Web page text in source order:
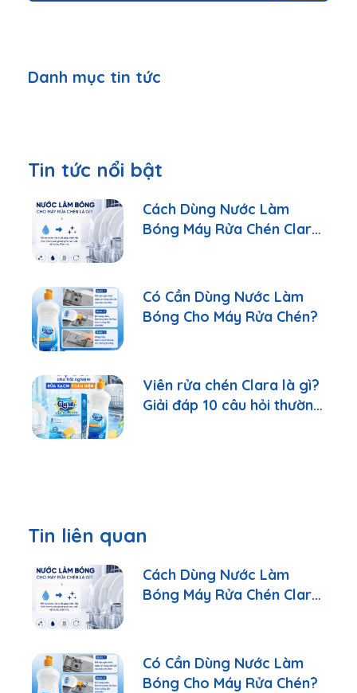
Danh mục tin tức
Tin tức nổi bật
Cách Dùng Nước Làm
Bóng Máy Rửa Chén Clara
Có Cần Dùng Nước Làm
Bóng Cho Máy Rửa Chén?
Viên rửa chén Clara là gì?
Giải đáp 10 câu hỏi thường
Tin liên quan
Cách Dùng Nước Làm
Bóng Máy Rửa Chén Clara
Có Cần Dùng Nước Làm
Bóng Cho Máy Rửa Chén?